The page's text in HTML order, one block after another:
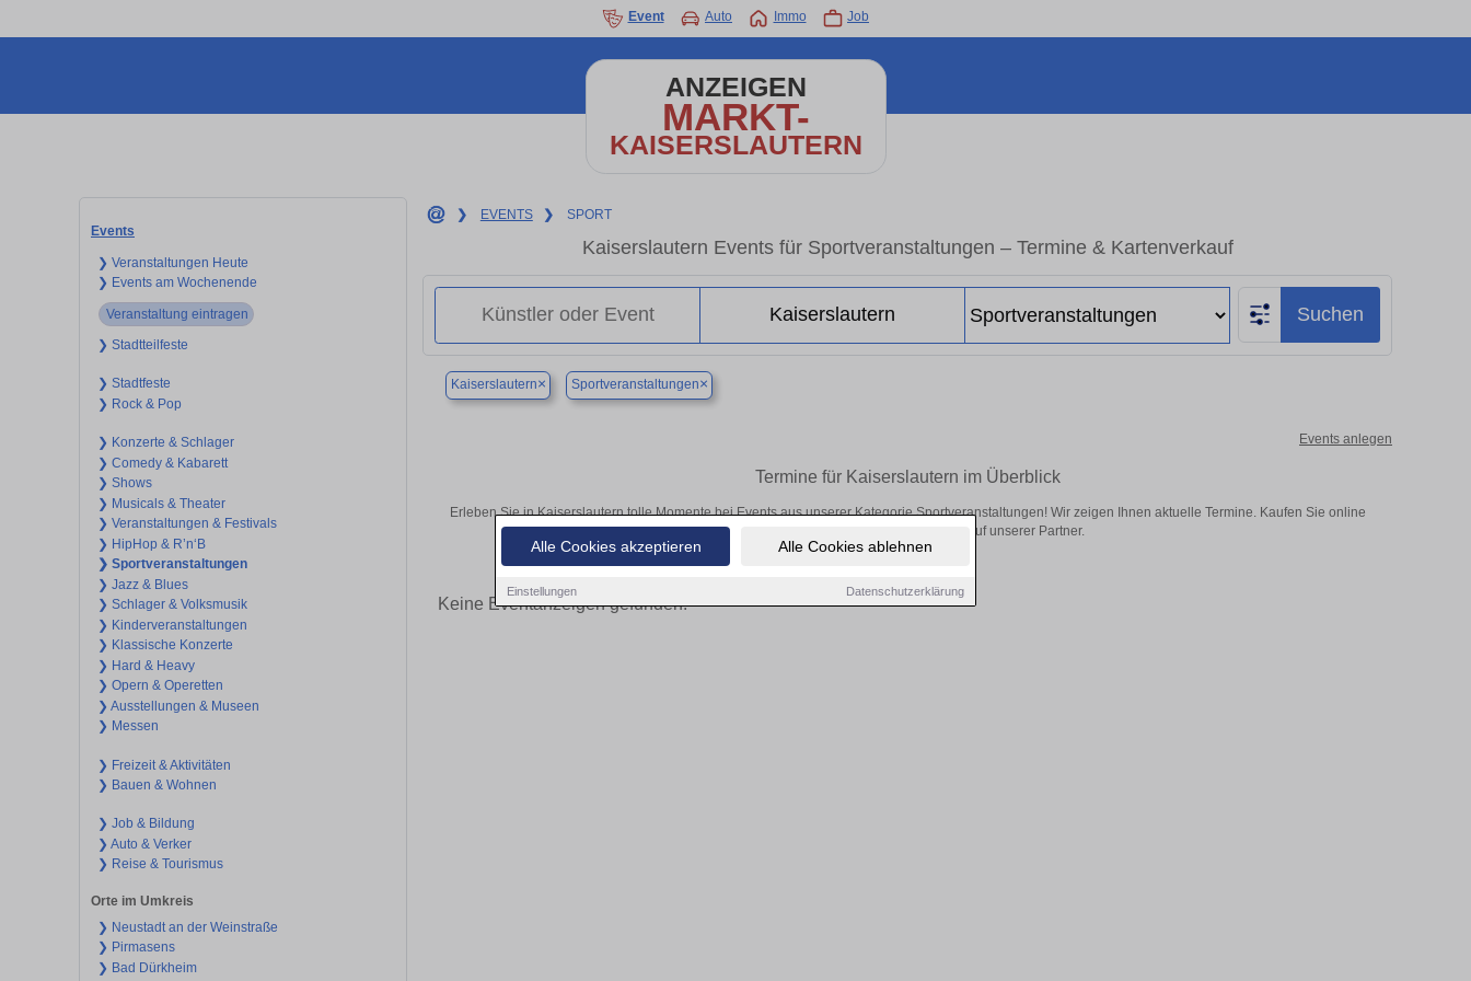
Alle Cookies akzeptieren Alle Cookies ablehnen
Einstellungen Datenschutzerklärung
Event Auto Immo Job
ANZEIGEN
MARKT-
KAISERSLAUTERN
Events
❯ Veranstaltungen Heute
❯ Events am Wochenende
Veranstaltung eintragen
❯ Stadtteilfeste
❯ Stadtfeste
❯ Rock & Pop
❯ Konzerte & Schlager
❯ Comedy & Kabarett
❯ Shows
❯ Musicals & Theater
❯ Veranstaltungen & Festivals
❯ HipHop & R’n‘B
❯ Sportveranstaltungen
❯ Jazz & Blues
❯ Schlager & Volksmusik
❯ Kinderveranstaltungen
❯ Klassische Konzerte
❯ Hard & Heavy
❯ Opern & Operetten
❯ Ausstellungen & Museen
❯ Messen
❯ Freizeit & Aktivitäten
❯ Bauen & Wohnen
❯ Job & Bildung
❯ Auto & Verker
❯ Reise & Tourismus
Orte im Umkreis
❯ Neustadt an der Weinstraße
❯ Pirmasens
❯ Bad Dürkheim
❯ EVENTS ❯ SPORT
Kaiserslautern Events für Sportveranstaltungen – Termine & Kartenverkauf
Suchen
Kaiserslautern× Sportveranstaltungen×
Events anlegen
Termine für Kaiserslautern im Überblick
Erleben Sie in Kaiserslautern tolle Momente bei Events aus unserer Kategorie Sportveranstaltungen! Wir zeigen Ihnen aktuelle Termine. Kaufen Sie online
Ihre Tickets über den Online-Kartenverkauf unserer Partner.
Keine Eventanzeigen gefunden!